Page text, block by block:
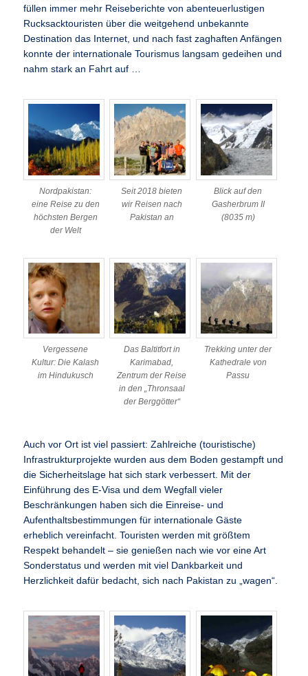
füllen immer mehr Reiseberichte von abenteuerlustigen
Rucksacktouristen über die weitgehend unbekannte
Destination das Internet, und nach fast zaghaften Anfängen
konnte der internationale Tourismus langsam gedeihen und
nahm stark an Fahrt auf …
Nordpakistan:
eine Reise zu den
höchsten Bergen
der Welt
Seit 2018 bieten
wir Reisen nach
Pakistan an
Blick auf den
Gasherbrum II
(8035 m)
Vergessene
Kultur: Die Kalash
im Hindukusch
Das Baltitfort in
Karimabad,
Zentrum der Reise
in den „Thronsaal
der Berggötter“
Trekking unter der
Kathedrale von
Passu
Auch vor Ort ist viel passiert: Zahlreiche (touristische)
Infrastrukturprojekte wurden aus dem Boden gestampft und
die Sicherheitslage hat sich stark verbessert. Mit der
Einführung des E-Visa und dem Wegfall vieler
Beschränkungen haben sich die Einreise- und
Aufenthaltsbestimmungen für internationale Gäste
erheblich vereinfacht. Touristen werden mit größtem
Respekt behandelt – sie genießen nach wie vor eine Art
Sonderstatus und werden mit viel Dankbarkeit und
Herzlichkeit dafür bedacht, sich nach Pakistan zu „wagen“.